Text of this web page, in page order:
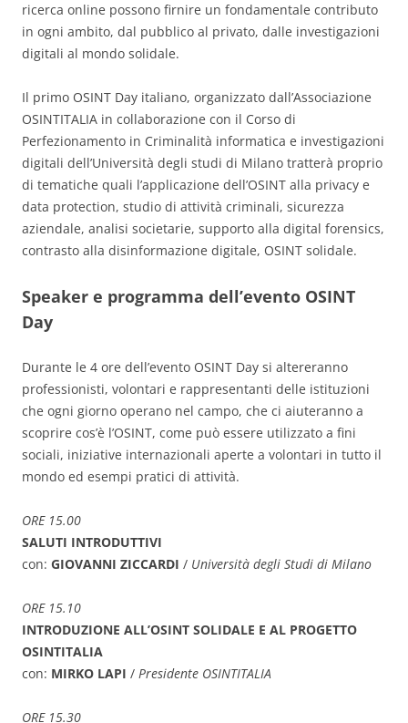
ricerca online possono firnire un fondamentale contributo
in ogni ambito, dal pubblico al privato, dalle investigazioni
digitali al mondo solidale.
Il primo OSINT Day italiano, organizzato dall’Associazione
OSINTITALIA in collaborazione con il Corso di
Perfezionamento in Criminalità informatica e investigazioni
digitali dell’Università degli studi di Milano tratterà proprio
di tematiche quali l’applicazione dell’OSINT alla privacy e
data protection, studio di attività criminali, sicurezza
aziendale, analisi societarie, supporto alla digital forensics,
contrasto alla disinformazione digitale, OSINT solidale.
Speaker e programma dell’evento OSINT
Day
Durante le 4 ore dell’evento OSINT Day si altereranno
professionisti, volontari e rappresentanti delle istituzioni
che ogni giorno operano nel campo, che ci aiuteranno a
scoprire cos’è l’OSINT, come può essere utilizzato a fini
sociali, iniziative internazionali aperte a volontari in tutto il
mondo ed esempi pratici di attività.
ORE 15.00
SALUTI INTRODUTTIVI
con: GIOVANNI ZICCARDI / Università degli Studi di Milano
ORE 15.10
INTRODUZIONE ALL’OSINT SOLIDALE E AL PROGETTO
OSINTITALIA
con: MIRKO LAPI / Presidente OSINTITALIA
ORE 15.30